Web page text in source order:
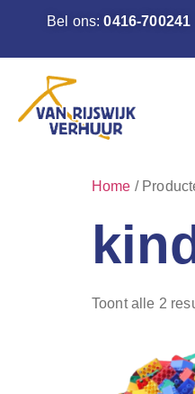
Bel ons:0416-700241
Home /
Toont alle 2